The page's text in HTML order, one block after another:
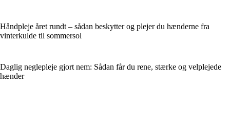
Håndpleje året rundt – sådan beskytter og plejer du hænderne fra
vinterkulde til sommersol
Daglig neglepleje gjort nem: Sådan får du rene, stærke og velplejede
hænder